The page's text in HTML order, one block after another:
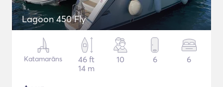
Lagoon 450 Fly
Katamarāns
46 ft
14 m
10 6 6